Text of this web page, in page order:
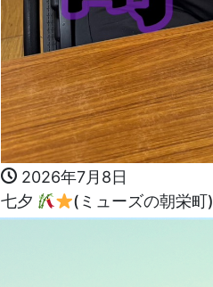
2026年7月8日
七夕
(ミューズの朝栄町)